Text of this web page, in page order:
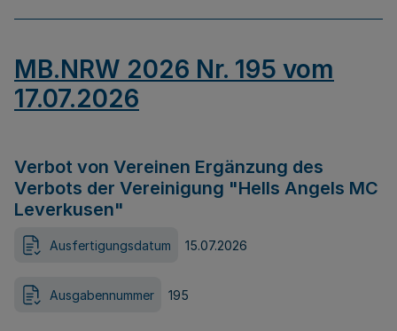
MB.NRW 2026 Nr. 195 vom
17.07.2026
Verbot von Vereinen Ergänzung des
Verbots der Vereinigung "Hells Angels MC
Leverkusen"
Ausfertigungsdatum 15.07.2026
Ausgabennummer 195